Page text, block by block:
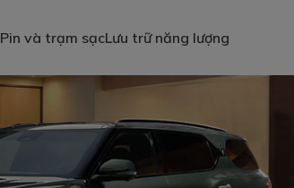
Pin và trạm sạcLưu trữ năng lượng